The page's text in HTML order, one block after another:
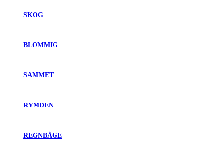
SKOG
BLOMMIG
SAMMET
RYMDEN
REGNBÅGE